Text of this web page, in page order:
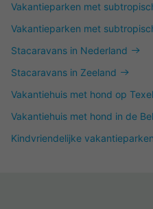
Vakantieparken met
Vakantieparken met
Stacaravans in Nederland
Stacaravans in Zeeland
Vakantiehuis met hond op Texel
Vakantiehuis met hond in de
Kindvriendelijke